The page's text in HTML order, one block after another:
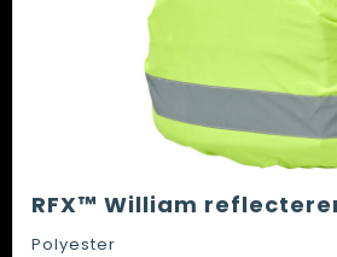
Polyester